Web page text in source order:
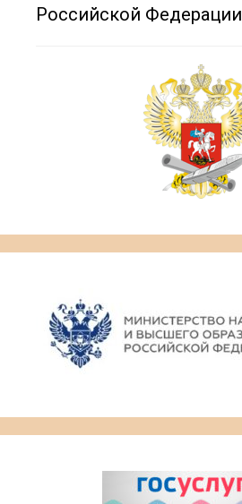
Российской Федерации